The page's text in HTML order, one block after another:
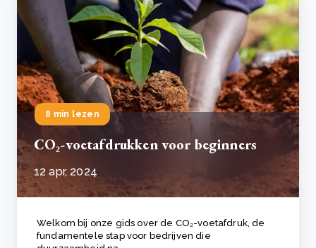
8 min lezen
CO₂-voetafdrukken voor beginners
12 apr, 2024
Welkom bij onze gids over de CO₂-voetafdruk, de
fundamentele stap voor bedrijven die